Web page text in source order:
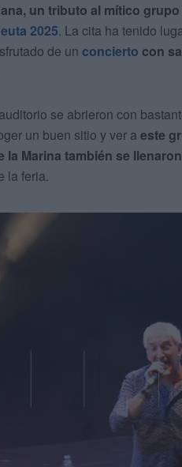
un tributo al mítico
2025. La cita ha tenido
de un concierto con
se abrieron con
un buen sitio y ver a este
la Marina también se llenaron
la feria.